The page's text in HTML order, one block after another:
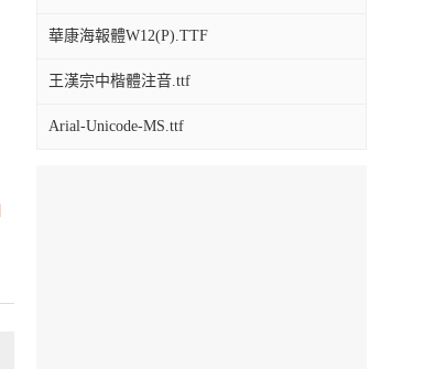
華康海報體W12(P).TTF
王漢宗中楷體注音.ttf
Arial-Unicode-MS.ttf